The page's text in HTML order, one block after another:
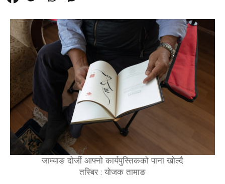
जाम्याङ दोर्जी आफ्नो कार्यपुस्तिकको पाना खोल्दै
तस्बिर : योजक तामाङ